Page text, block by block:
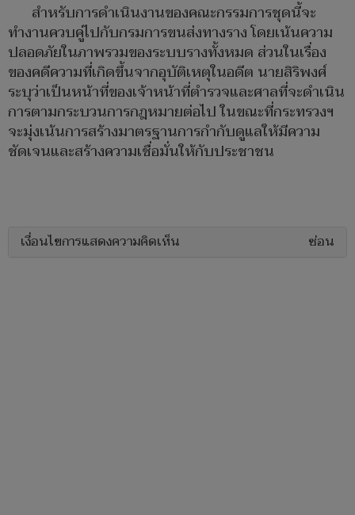
สำหรับการดำเนินงานของคณะกรรมการชุดนี้จะ
ทำงานควบคู่ไปกับกรมการขนส่งทางราง โดยเน้นความ
ปลอดภัยในภาพรวมของระบบรางทั้งหมด ส่วนในเรื่อง
ของคดีความที่เกิดขึ้นจากอุบัติเหตุในอดีต นายสิริพงศ์
ระบุว่าเป็นหน้าที่ของเจ้าหน้าที่ตำรวจและศาลที่จะดำเนิน
การตามกระบวนการกฎหมายต่อไป ในขณะที่กระทรวงฯ
จะมุ่งเน้นการสร้างมาตรฐานการกำกับดูแลให้มีความ
ชัดเจนและสร้างความเชื่อมั่นให้กับประชาชน
เงื่อนไขการแสดงความคิดเห็น ซ่อน